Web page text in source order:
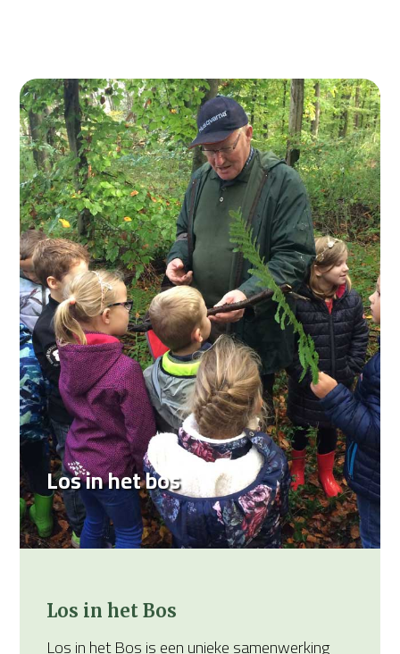
Los in het bos
Los in het Bos
Los in het Bos is een unieke samenwerking